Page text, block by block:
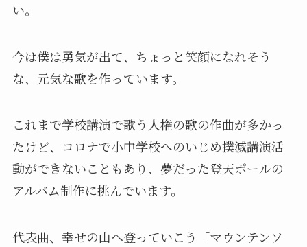
い。
今は僕は勇気が出て、ちょっと笑顔になれそう
な、元気な歌を作っています。
これまで学校講演で歌う人権の歌の作曲が多かっ
たけど、コロナで小中学校へのいじめ撲滅講演活
動ができないこともあり、夢だった登天ポールの
アルバム制作に挑んでいます。
代表曲、幸せの山へ登っていこう「マウンテンソ